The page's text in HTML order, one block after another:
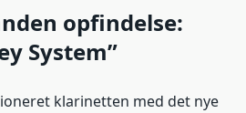
opfindelse:
System”
klarinetten med det nye